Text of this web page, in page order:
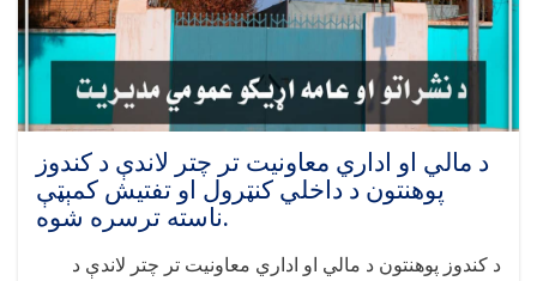
د مالي او اداري معاونیت تر چتر لاندې د کندوز
پوهنتون د داخلي کنټرول او تفتیش کمېټې
ناسته ترسره شوه.
د کندوز پوهنتون د مالي او اداري معاونیت تر چتر لاندې د